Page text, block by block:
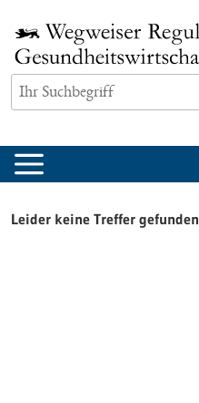
Inhalt
springen
Leider keine Treffer gefunden